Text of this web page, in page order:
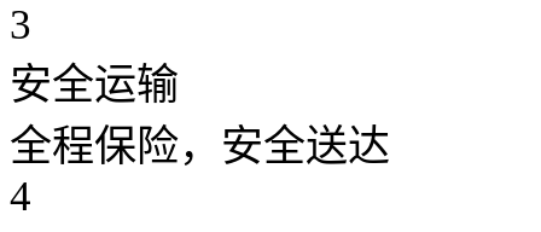
3
安全运输
全程保险，安全送达
4